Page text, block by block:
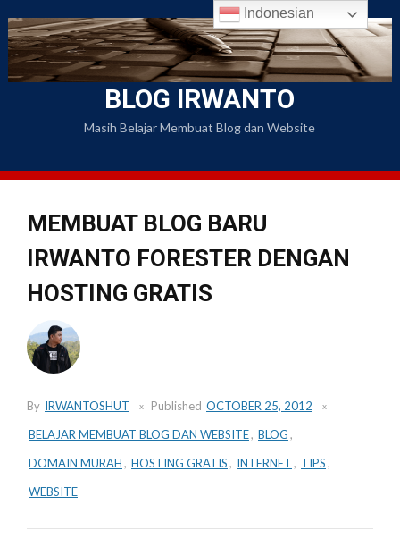
to
content
BLOG IRWANTO
Masih Belajar Membuat Blog dan Website
MEMBUAT BLOG BARU
IRWANTO FORESTER DENGAN
HOSTING GRATIS
By IRWANTOSHUT Published OCTOBER 25, 2012
BELAJAR MEMBUAT BLOG DAN WEBSITE, BLOG,
DOMAIN MURAH, HOSTING GRATIS, INTERNET, TIPS,
WEBSITE
Indonesian